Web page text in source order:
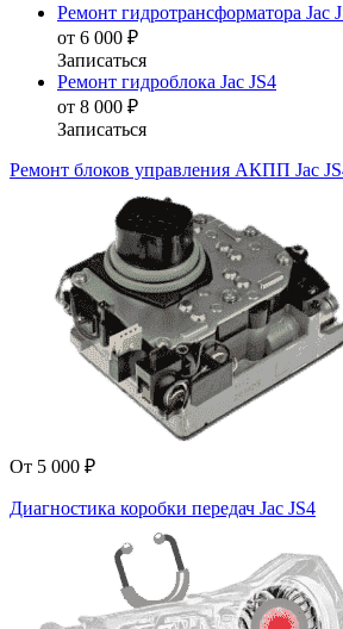
Ремонт гидротрансформатора Jac
от 6 000 ₽
Записаться
Ремонт гидроблока Jac JS4
от 8 000 ₽
Записаться
Ремонт блоков управления АКПП Jac
От 5 000 ₽
Диагностика коробки передач Jac JS4